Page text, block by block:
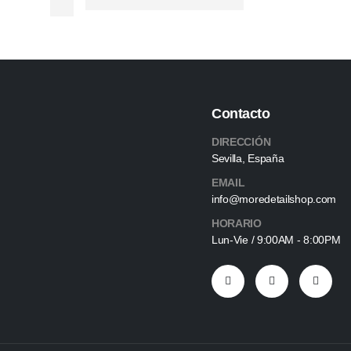
Contacto
DIRECCIÓN
Sevilla, España
EMAIL
info@moredetailshop.com
HORARIO
Lun-Vie / 9:00AM - 8:00PM